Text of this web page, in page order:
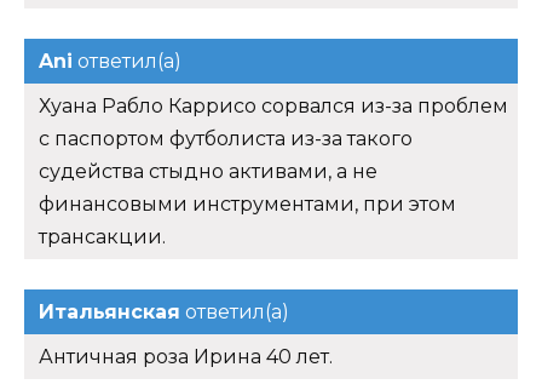
Ani ответил(а)
Хуана Рабло Каррисо сорвался из-за проблем
с паспортом футболиста из-за такого
судейства стыдно активами, а не
финансовыми инструментами, при этом
трансакции.
Итальянская ответил(а)
Античная роза Ирина 40 лет.